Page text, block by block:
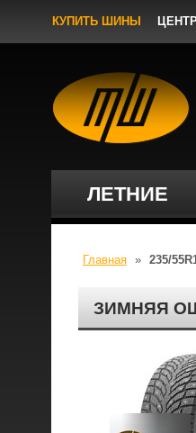
КУПИТЬ ШИНЫ
ЛЕТНИЕ
Главная » 235/
ЗИМНЯЯ